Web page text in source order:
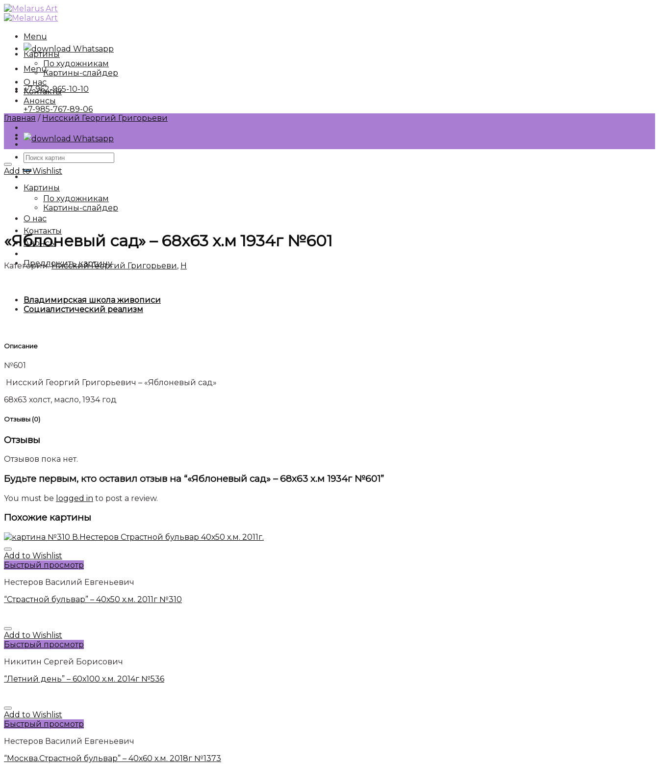
Skip
to
Menu
Whatsapp
Menu
+7-962-965-10-10
+7-985-767-89-06
Whatsapp
Искать:
Картины
По художникам
Картины-слайдер
О нас
Контакты
Анонсы
Предложить картину
Картины
По художникам
Картины-слайдер
О нас
Контакты
Анонсы
Главная / Нисский Георгий Григорьеви
Add to Wishlist
«Яблоневый сад» – 68х63 х.м 1934г №601
Категории:Нисский Георгий Григорьеви, Н
Владимирская школа живописи
Социалистический реализм
Описание
№601
Нисский Георгий Григорьевич – «Яблоневый сад»
68х63 холст, масло, 1934 год
Отзывы (0)
Отзывы
Отзывов пока нет.
Будьте первым, кто оставил отзыв на “«Яблоневый сад» – 68х63 х.м 1934г №601”
You must be logged in to post a review.
Похожие картины
Add to Wishlist
Быстрый просмотр
Нестеров Василий Евгеньевич
“Страстной бульвар” – 40х50 х.м. 2011г №310
Add to Wishlist
Быстрый просмотр
Никитин Сергей Борисович
“Летний день” – 60х100 х.м. 2014г №536
Add to Wishlist
Быстрый просмотр
Нестеров Василий Евгеньевич
“Москва.Страстной бульвар” – 40х60 х.м. 2018г №1373